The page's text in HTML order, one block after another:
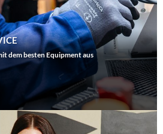
dem besten Equipment aus